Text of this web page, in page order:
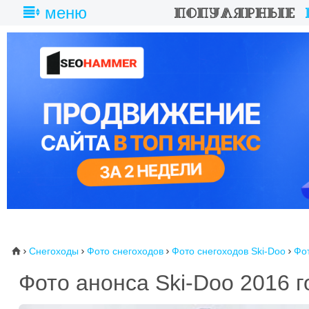
меню
⌂  Снегоходы  Фото снегоходов  Фото снегоходов Ski-Doo 
Фото анонса Ski-Doo 2016